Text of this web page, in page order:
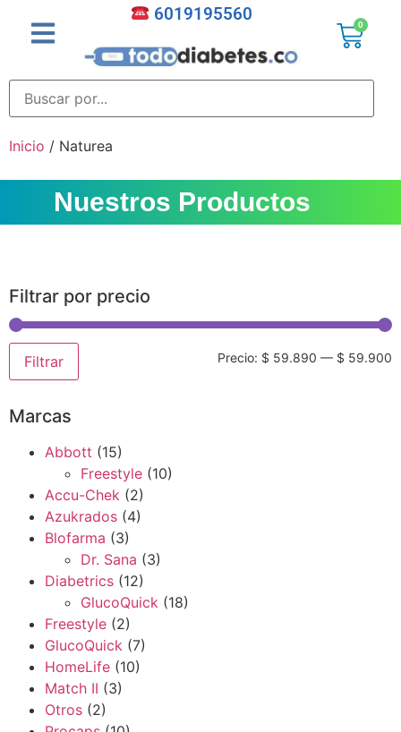
6019195560
0
Inicio / Naturea
Nuestros Productos
Filtrar por precio
Filtrar Precio: $ 59.890 — $ 59.900
Marcas
Abbott (15)
Freestyle (10)
Accu-Chek (2)
Azukrados (4)
Blofarma (3)
Dr. Sana (3)
Diabetrics (12)
GlucoQuick (18)
Freestyle (2)
GlucoQuick (7)
HomeLife (10)
Match II (3)
Otros (2)